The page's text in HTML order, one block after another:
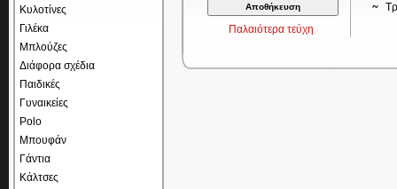
Κυλοτίνες
Γιλέκα
Μπλούζες
Διάφορα σχέδια
Παιδικές
Γυναικείες
Polo
Μπουφάν
Γάντια
Κάλτσες
Παλαιότερα τεύχη